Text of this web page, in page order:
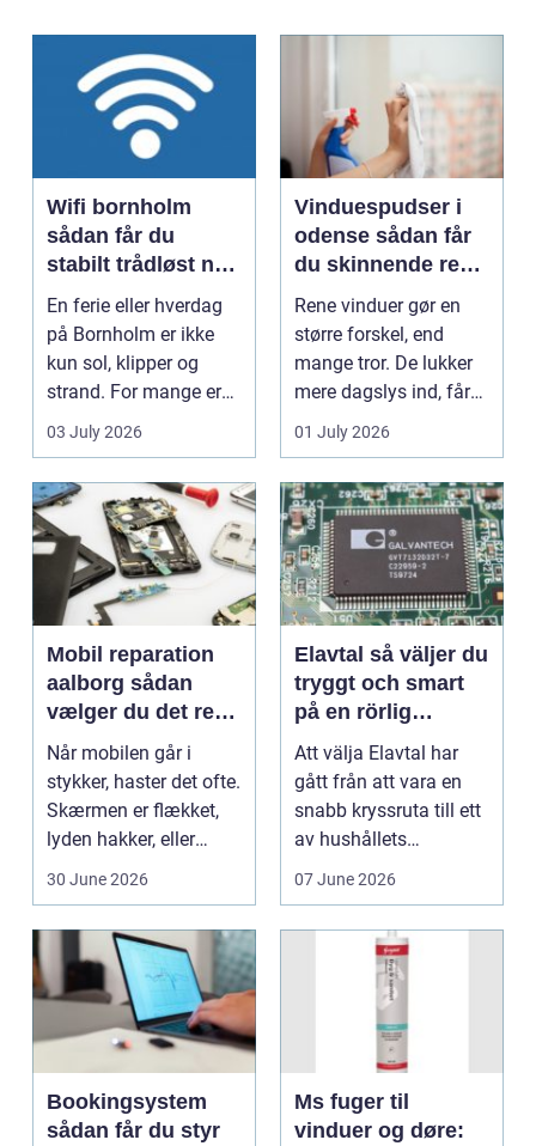
Wifi bornholm
sådan får du
stabilt trådløst net
på klippeøen
En ferie eller hverdag
på Bornholm er ikke
kun sol, klipper og
strand. For mange er
en stabil intern...
03 July 2026
Vinduespudser i
odense sådan får
du skinnende rene
ruder året rundt
Rene vinduer gør en
større forskel, end
mange tror. De lukker
mere dagslys ind, får
hjem og erhvervs...
01 July 2026
Mobil reparation
aalborg sådan
vælger du det rette
værksted
Når mobilen går i
stykker, haster det ofte.
Skærmen er flækket,
lyden hakker, eller
batteriet løber ...
30 June 2026
Elavtal så väljer du
tryggt och smart
på en rörlig
elmarknad
Att välja Elavtal har
gått från att vara en
snabb kryssruta till ett
av hushållets
viktigaste ekonom...
07 June 2026
Bookingsystem
sådan får du styr
Ms fuger til
vinduer og døre: